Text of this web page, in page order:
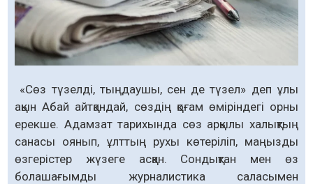
«Сөз түзелді, тыңдаушы, сен де түзел» деп ұлы
ақын Абай айтқандай, сөздің қоғам өміріндегі орны
ерекше. Адамзат тарихында сөз арқылы халықтың
санасы оянып, ұлттың рухы көтеріліп, маңызды
өзгерістер жүзеге асқан. Сондықтан мен өз
болашағымды журналистика саласымен